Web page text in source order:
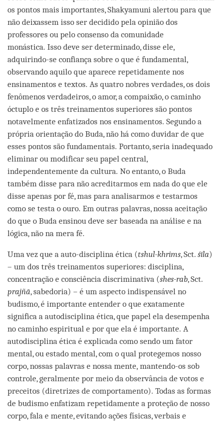
os pontos mais importantes, Shakyamuni alertou para que
não deixassem isso ser decidido pela opinião dos
professores ou pelo consenso da comunidade
monástica. Isso deve ser determinado, disse ele,
adquirindo-se confiança sobre o que é fundamental,
observando aquilo que aparece repetidamente nos
ensinamentos e textos. As quatro nobres verdades, os dois
fenômenos verdadeiros, o amor, a compaixão, o caminho
óctuplo e os três treinamentos superiores são pontos
notavelmente enfatizados nos ensinamentos. Segundo a
própria orientação do Buda, não há como duvidar de que
esses pontos são fundamentais. Portanto, seria inadequado
eliminar ou modificar seu papel central,
independentemente da cultura. No entanto, o Buda
também disse para não acreditarmos em nada do que ele
disse apenas por fé, mas para analisarmos e testarmos
como se testa o ouro. Em outras palavras, nossa aceitação
do que o Buda ensinou deve ser baseada na análise e na
lógica, não na mera fé.
Uma vez que a auto-disciplina ética (tshul-khrims, Sct. śīla)
– um dos três treinamentos superiores: disciplina,
concentração e consciência discriminativa (shes-rab, Sct.
prajñā, sabedoria) – é um aspecto indispensável no
budismo, é importante entender o que exatamente
significa a autodisciplina ética, que papel ela desempenha
no caminho espiritual e por que ela é importante. A
autodisciplina ética é explicada como sendo um fator
mental, ou estado mental, com o qual protegemos nosso
corpo, nossas palavras e nossa mente, mantendo-os sob
controle, geralmente por meio da observância de votos e
preceitos (diretrizes de comportamento). Todas as formas
de budismo enfatizam repetidamente a proteção de nosso
corpo, fala e mente, evitando ações físicas, verbais e